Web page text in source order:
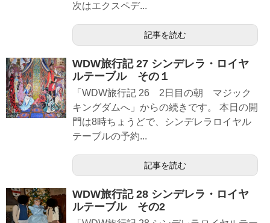
次はエクスペデ...
記事を読む
WDW旅行記 27 シンデレラ・ロイヤ
ルテーブル その１
「WDW旅行記 26 2日目の朝 マジック
キングダムへ」からの続きです。 本日の開
門は8時ちょうどで、シンデレラロイヤル
テーブルの予約...
記事を読む
WDW旅行記 28 シンデレラ・ロイヤ
ルテーブル その2